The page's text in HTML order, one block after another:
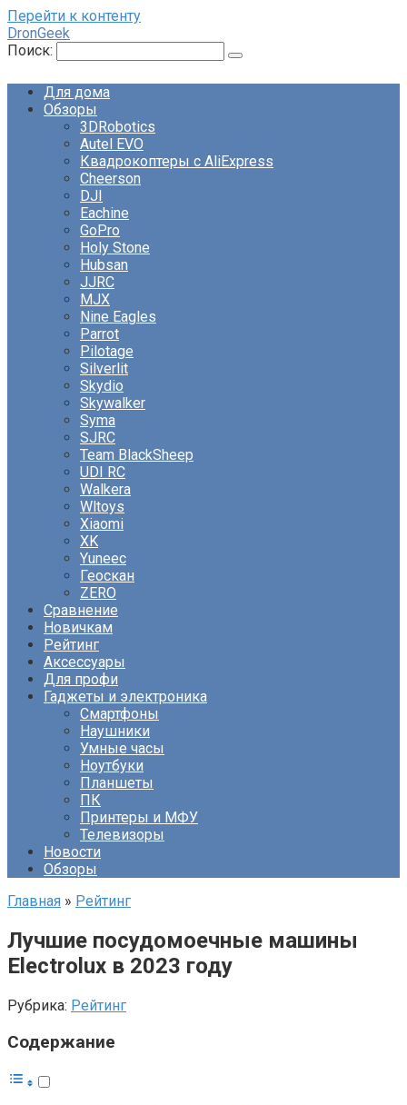
Перейти к контенту
DronGeek
Поиск:
Для дома
Обзоры
3DRobotics
Autel EVO
Квадрокоптеры с AliExpress
Cheerson
DJI
Eachine
GoPro
Holy Stone
Hubsan
JJRC
MJX
Nine Eagles
Parrot
Pilotage
Silverlit
Skydio
Skywalker
Syma
SJRC
Team BlackSheep
UDI RC
Walkera
Wltoys
Xiaomi
XK
Yuneec
Геоскан
ZERO
Сравнение
Новичкам
Рейтинг
Аксессуары
Для профи
Гаджеты и электроника
Смартфоны
Наушники
Умные часы
Ноутбуки
Планшеты
ПК
Принтеры и МФУ
Телевизоры
Новости
Обзоры
Главная » Рейтинг
Лучшие посудомоечные машины
Electrolux в 2023 году
Рубрика: Рейтинг
Содержание